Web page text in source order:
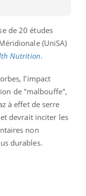
de 20 études
(UniSA)
Nutrition.
l’impact
de "malbouffe",
à effet de serre
et devrait inciter les
non
durables.